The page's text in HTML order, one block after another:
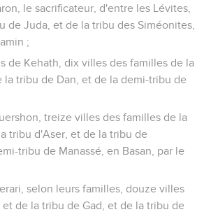
le sacrificateur, d'entre les Lévites,
de Juda, et de la tribu des Siméonites,
;
de Kehath, dix villes des familles de la
la tribu de Dan, et de la demi-tribu de
treize villes des familles de la
tribu d'Aser, et de la tribu de
tribu de Manassé, en Basan, par le
selon leurs familles, douze villes
de la tribu de Gad, et de la tribu de